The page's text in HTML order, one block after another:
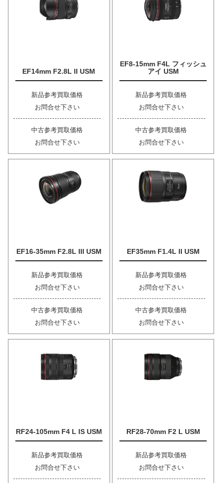
EF14mm F2.8L II USM
新品参考買取価格
お問合せ下さい
中古参考買取価格
お問合せ下さい
EF8-15mm F4L フィッシュ
アイ USM
新品参考買取価格
お問合せ下さい
中古参考買取価格
お問合せ下さい
EF16-35mm F2.8L III USM
新品参考買取価格
お問合せ下さい
中古参考買取価格
お問合せ下さい
EF35mm F1.4L II USM
新品参考買取価格
お問合せ下さい
中古参考買取価格
お問合せ下さい
RF24-105mm F4 L IS USM
新品参考買取価格
お問合せ下さい
RF28-70mm F2 L USM
新品参考買取価格
お問合せ下さい